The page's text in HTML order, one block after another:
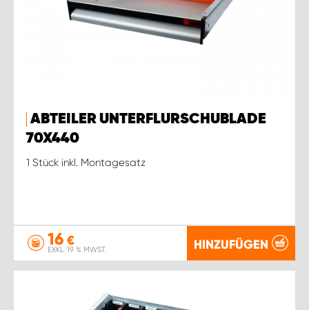
ABTEILER UNTERFLURSCHUBLADE
70X440
1 Stück inkl. Montagesatz
16 €
EXKL. 19 % MWST. HINZUFÜGEN